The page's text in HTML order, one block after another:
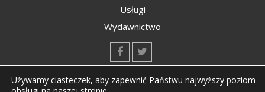
Usługi
Wydawnictwo
Używamy ciasteczek, aby zapewnić Państwu najwyższy poziom